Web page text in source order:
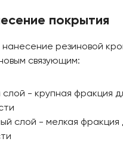
покрытия
нанесение резиновой
связующим:
слой - крупная фракция
слой - мелкая фракция